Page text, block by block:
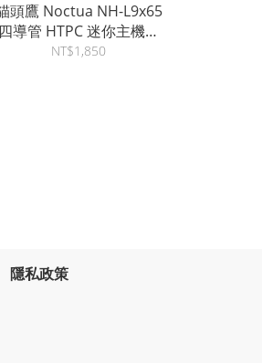
頭鷹 Noctua NH-L9x65
四導管 HTPC 迷你主機強
效靜音散熱器
NT$1,850
隱私政策